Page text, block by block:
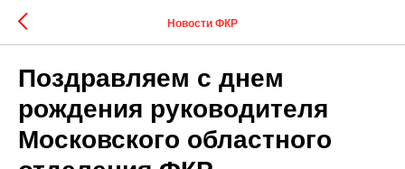
Новости ФКР
Поздравляем с днем
рождения руководителя
Московского областного